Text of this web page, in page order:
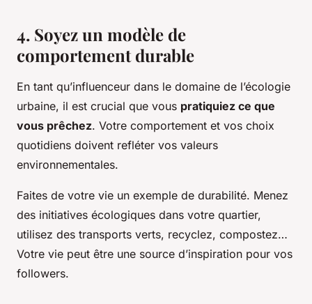
4. Soyez un modèle de
comportement durable
En tant qu’influenceur dans le domaine de l’écologie
urbaine, il est crucial que vous pratiquiez ce que
vous prêchez. Votre comportement et vos choix
quotidiens doivent refléter vos valeurs
environnementales.
Faites de votre vie un exemple de durabilité. Menez
des initiatives écologiques dans votre quartier,
utilisez des transports verts, recyclez, compostez…
Votre vie peut être une source d’inspiration pour vos
followers.